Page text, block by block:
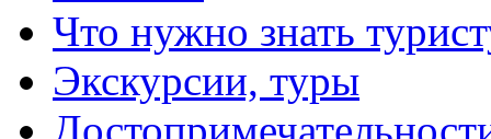
Что нужно знать
Экскурсии, туры